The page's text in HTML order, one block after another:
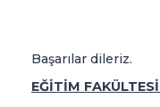
Başarılar dileriz.
EĞİTİM